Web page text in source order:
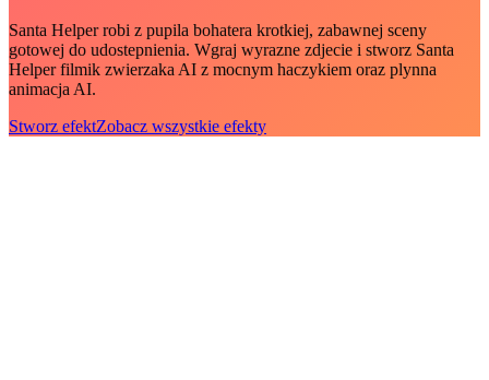
Santa Helper robi z pupila bohatera krotkiej, zabawnej sceny
gotowej do udostepnienia. Wgraj wyrazne zdjecie i stworz Santa
Helper filmik zwierzaka AI z mocnym haczykiem oraz plynna
animacja AI.
Stworz efektZobacz wszystkie efekty